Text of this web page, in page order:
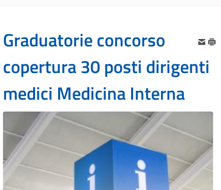
Graduatorie concorso
copertura 30 posti dirigenti
medici Medicina Interna